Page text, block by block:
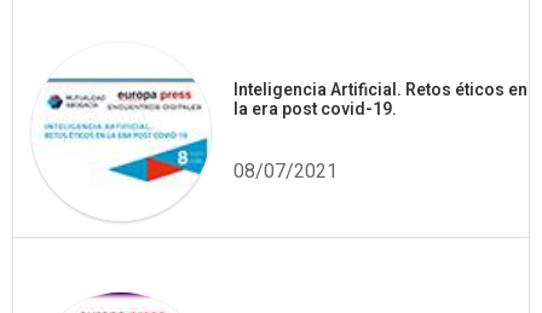
Inteligencia Artificial. Retos éticos en
la era post covid-19.
08/07/2021